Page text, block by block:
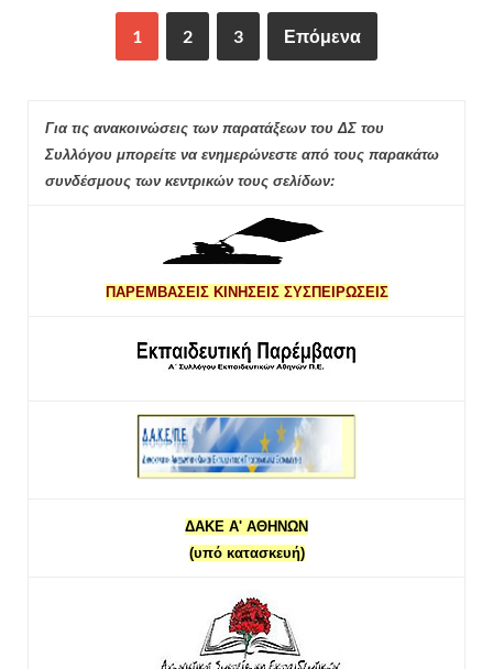
1 2 3 Επόμενα
Για τις ανακοινώσεις των παρατάξεων του ΔΣ του
Συλλόγου μπορείτε να ενημερώνεστε από τους παρακάτω
συνδέσμους των κεντρικών τους σελίδων:
ΠΑΡΕΜΒΑΣΕΙΣ ΚΙΝΗΣΕΙΣ ΣΥΣΠΕΙΡΩΣΕΙΣ
ΔΑΚΕ Α' ΑΘΗΝΩΝ
(υπό κατασκευή)